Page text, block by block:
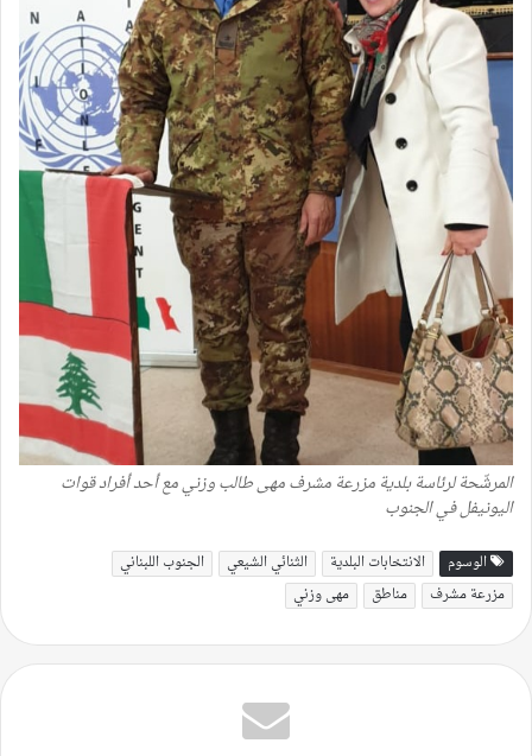
المرشّحة لرئاسة بلدية مزرعة مشرف مهى طالب وزني مع أحد أفراد قوات
اليونيفل في الجنوب
الوسوم الانتخابات البلدية الثنائي الشيعي
الجنوب اللبناني
مزرعة مشرف
مناطق مهى وزني